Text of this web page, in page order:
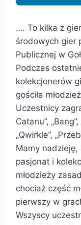
…. To kilka z
środowych gier
Publicznej w
Podczas
kolekcjonerów
gościła
Uczestnicy
Catanu”,
„Qwirkle”,
Mamy nadzieję,
pasjonat i
młodzieży
chociaż część
pierwszy w
Wszyscy